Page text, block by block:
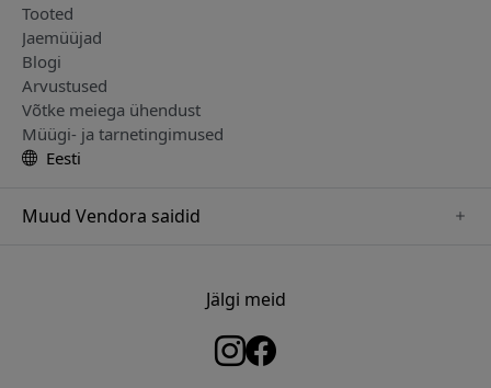
Tooted
Jaemüüjad
Blogi
Arvustused
Võtke meiega ühendust
Müügi- ja tarnetingimused
Eesti
Muud Vendora saidid
Jälgi meid